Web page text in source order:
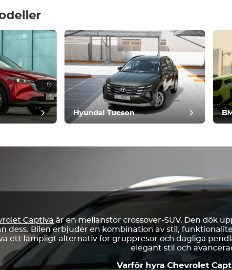
postgranskning
Hyundai Tucson
Captiva är en mellanstor crossover-SUV. Den dök
dess. Bilen erbjuder en kombination av stil,
ett lämpligt alternativ för gruppresor och dagliga
elegant stil och
Varför hyra Chevrolet